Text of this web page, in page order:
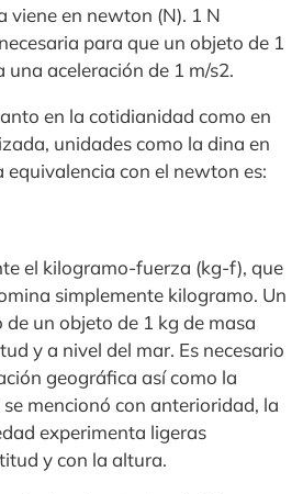
viene en newton (N). 1 N
para que un objeto de 1
una aceleración de 1 m/s2.
en la cotidianidad como en
unidades como la dina en
equivalencia con el newton es:
el kilogramo-fuerza (kg-f), que
simplemente kilogramo. Un
un objeto de 1 kg de masa
y a nivel del mar. Es necesario
geográfica así como la
mencionó con anterioridad, la
experimenta ligeras
y con la altura.